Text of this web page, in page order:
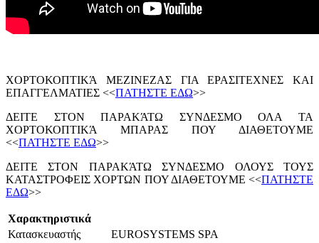
ΧΟΡΤΟΚΟΠΤΙΚΆ ΜΕΖΙΝΕΖΑΣ ΓΙΑ ΕΡΑΣΙΤΕΧΝΕΣ ΚΑΙ
ΕΠΑΓΓΕΛΜΑΤΙΕΣ <<ΠΑΤΗΣΤΕ ΕΔΩ>>
ΔΕΙΤΕ ΣΤΟΝ ΠΑΡΑΚΆΤΩ ΣΥΝΔΕΣΜΟ ΟΛΑ ΤΑ
ΧΟΡΤΟΚΟΠΤΙΚΆ ΜΠΑΡΑΣ ΠΟΥ ΔΙΑΘΕΤΟΥΜΕ
<<ΠΑΤΗΣΤΕ ΕΔΩ>>
ΔΕΙΤΕ ΣΤΟΝ ΠΑΡΑΚΆΤΩ ΣΥΝΔΕΣΜΟ ΟΛΟΥΣ ΤΟΥΣ
ΚΑΤΑΣΤΡΟΦΕΙΣ ΧΟΡΤΩΝ ΠΟΥ ΔΙΑΘΕΤΟΥΜΕ <<ΠΑΤΗΣΤΕ
ΕΔΩ>>
Χαρακτηριστικά
Κατασκευαστής
EUROSYSTEMS SPA